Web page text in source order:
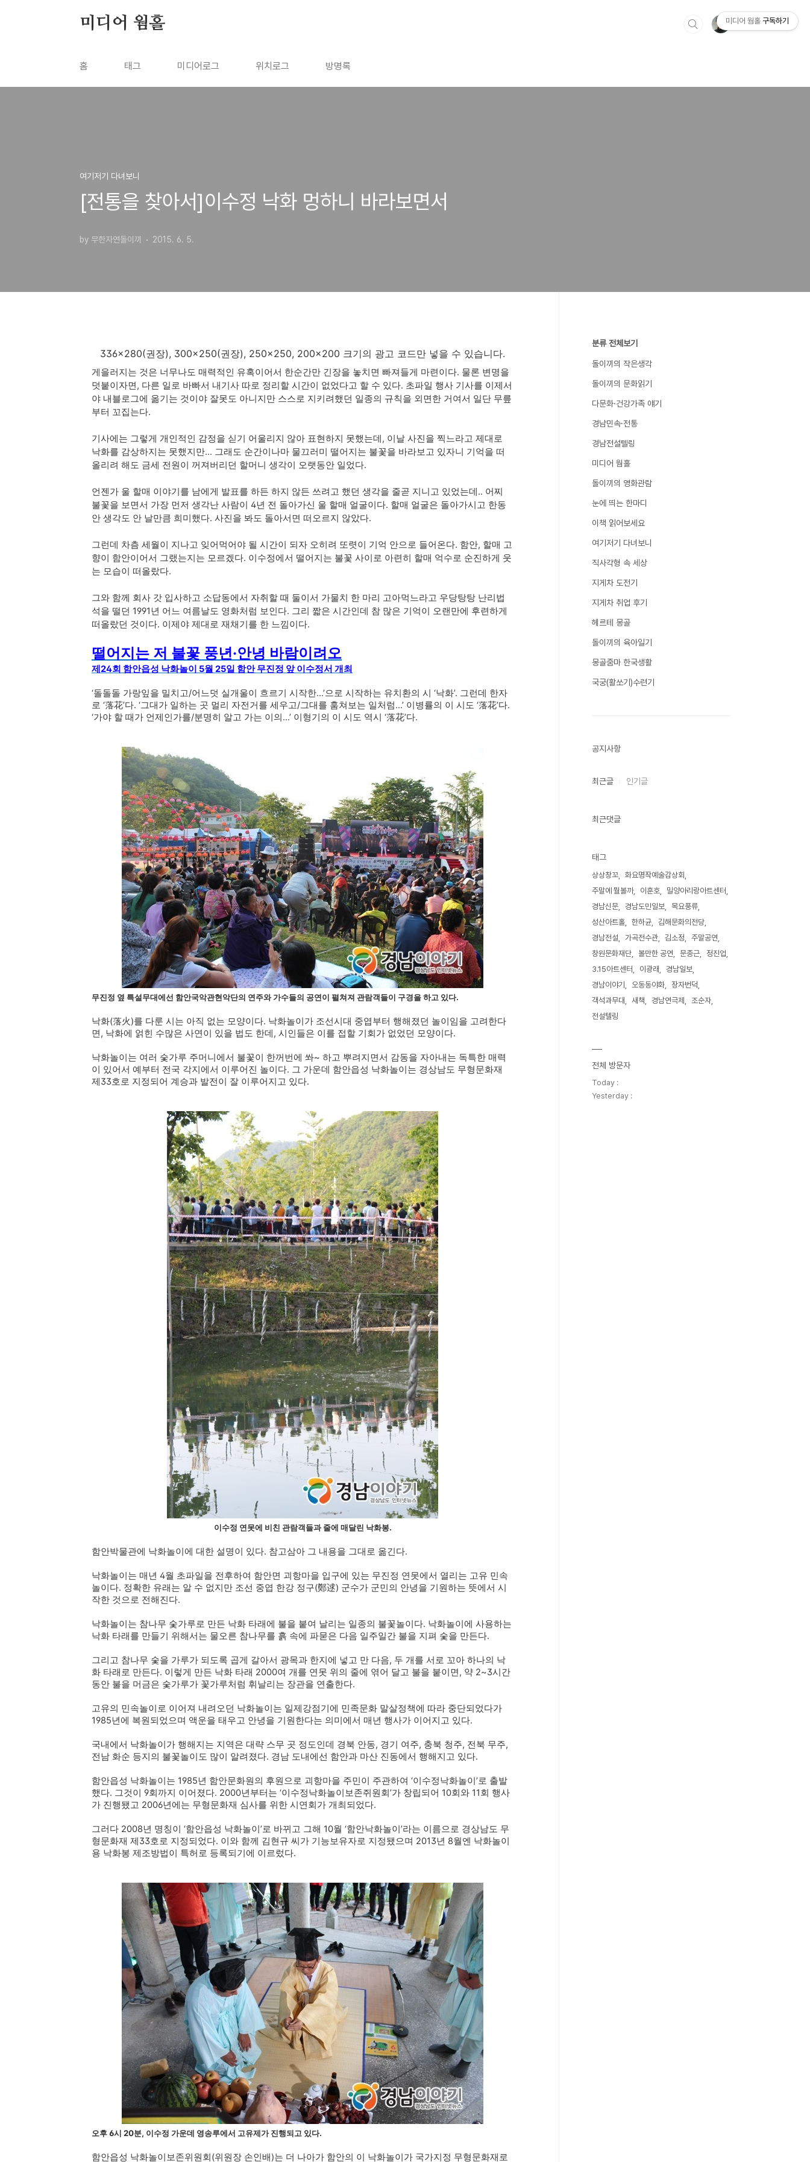
미디어 웜홀
홈 태그 미디어로그 위치로그 방명록
여기저기 다녀보니
[전통을 찾아서]이수정 낙화 멍하니 바라보면서
by 무한자연돌이끼 2015. 6. 5.
336x280(권장), 300x250(권장), 250x250, 200x200 크기의 광고 코드만 넣을 수 있습니다.
게을러지는 것은 너무나도 매력적인 유혹이어서 한순간만 긴장을 놓치면 빠져들게 마련이다. 물론 변명을
덧붙이자면, 다른 일로 바빠서 내기사 따로 정리할 시간이 없었다고 할 수 있다. 초파일 행사 기사를 이제서
야 내블로그에 옮기는 것이야 잘못도 아니지만 스스로 지키려했던 일종의 규칙을 외면한 거여서 일단 무릎
부터 꼬집는다.
기사에는 그렇게 개인적인 감정을 싣기 어울리지 않아 표현하지 못했는데, 이날 사진을 찍느라고 제대로
낙화를 감상하지는 못했지만... 그래도 순간이나마 물끄러미 떨어지는 불꽃을 바라보고 있자니 기억을 떠
올리려 해도 금세 전원이 꺼져버리던 할머니 생각이 오랫동안 일었다.
언젠가 울 할매 이야기를 남에게 발표를 하든 하지 않든 쓰려고 했던 생각을 줄곧 지니고 있었는데.. 어찌
불꽃을 보면서 가장 먼저 생각난 사람이 4년 전 돌아가신 울 할매 얼굴이다. 할매 얼굴은 돌아가시고 한동
안 생각도 안 날만큼 희미했다. 사진을 봐도 돌아서면 떠오르지 않았다.
그런데 차츰 세월이 지나고 잊어먹어야 될 시간이 되자 오히려 또렷이 기억 안으로 들어온다. 함안, 할매 고
향이 함안이어서 그랬는지는 모르겠다. 이수정에서 떨어지는 불꽃 사이로 아련히 할매 억수로 순진하게 웃
는 모습이 떠올랐다.
그와 함께 회사 갓 입사하고 소답동에서 자취할 때 둘이서 가물치 한 마리 고아먹느라고 우당탕탕 난리법
석을 떨던 1991년 어느 여름날도 영화처럼 보인다. 그리 짧은 시간인데 참 많은 기억이 오랜만에 후련하게
떠올랐던 것이다. 이제야 제대로 재채기를 한 느낌이다.
떨어지는 저 불꽃 풍년·안녕 바람이려오
제24회 함안읍성 낙화놀이 5월 25일 함안 무진정 앞 이수정서 개최
‘돌돌돌 가랑잎을 밀치고/어느덧 실개울이 흐르기 시작한…’으로 시작하는 유치환의 시 ‘낙화’. 그런데 한자
로 ‘落花’다. ‘그대가 일하는 곳 멀리 자전거를 세우고/그대를 훔쳐보는 일처럼…’ 이병률의 이 시도 ‘落花’다.
‘가야 할 때가 언제인가를/분명히 알고 가는 이의…’ 이형기의 이 시도 역시 ‘落花’다.
무진정 옆 특설무대에선 함안국악관현악단의 연주와 가수들의 공연이 펼쳐져 관람객들이 구경을 하고 있다.
낙화(落火)를 다룬 시는 아직 없는 모양이다. 낙화놀이가 조선시대 중엽부터 행해졌던 놀이임을 고려한다
면, 낙화에 얽힌 수많은 사연이 있을 법도 한데, 시인들은 이를 접할 기회가 없었던 모양이다.
낙화놀이는 여러 숯가루 주머니에서 불꽃이 한꺼번에 쏴~ 하고 뿌려지면서 감동을 자아내는 독특한 매력
이 있어서 예부터 전국 각지에서 이루어진 놀이다. 그 가운데 함안읍성 낙화놀이는 경상남도 무형문화재
제33호로 지정되어 계승과 발전이 잘 이루어지고 있다.
이수정 연못에 비친 관람객들과 줄에 매달린 낙화봉.
함안박물관에 낙화놀이에 대한 설명이 있다. 참고삼아 그 내용을 그대로 옮긴다.
낙화놀이는 매년 4월 초파일을 전후하여 함안면 괴항마을 입구에 있는 무진정 연못에서 열리는 고유 민속
놀이다. 정확한 유래는 알 수 없지만 조선 중엽 한강 정구(鄭逑) 군수가 군민의 안녕을 기원하는 뜻에서 시
작한 것으로 전해진다.
낙화놀이는 참나무 숯가루로 만든 낙화 타래에 불을 붙여 날리는 일종의 불꽃놀이다. 낙화놀이에 사용하는
낙화 타래를 만들기 위해서는 물오른 참나무를 흙 속에 파묻은 다음 일주일간 불을 지펴 숯을 만든다.
그리고 참나무 숯을 가루가 되도록 곱게 갈아서 광목과 한지에 넣고 만 다음, 두 개를 서로 꼬아 하나의 낙
화 타래로 만든다. 이렇게 만든 낙화 타래 2000여 개를 연못 위의 줄에 엮어 달고 불을 붙이면, 약 2~3시간
동안 불을 머금은 숯가루가 꽃가루처럼 휘날리는 장관을 연출한다.
고유의 민속놀이로 이어져 내려오던 낙화놀이는 일제강점기에 민족문화 말살정책에 따라 중단되었다가
1985년에 복원되었으며 액운을 태우고 안녕을 기원한다는 의미에서 매년 행사가 이어지고 있다.
국내에서 낙화놀이가 행해지는 지역은 대략 스무 곳 정도인데 경북 안동, 경기 여주, 충북 청주, 전북 무주,
전남 화순 등지의 불꽃놀이도 많이 알려졌다. 경남 도내에선 함안과 마산 진동에서 행해지고 있다.
함안읍성 낙화놀이는 1985년 함안문화원의 후원으로 괴항마을 주민이 주관하여 ‘이수정낙화놀이’로 출발
했다. 그것이 9회까지 이어졌다. 2000년부터는 ‘이수정낙화놀이보존쥐원회’가 창립되어 10회와 11회 행사
가 진행됐고 2006년에는 무형문화재 심사를 위한 시연회가 개최되었다.
그러다 2008년 명칭이 ‘함안읍성 낙화놀이’로 바뀌고 그해 10월 ‘함안낙화놀이’라는 이름으로 경상남도 무
형문화재 제33호로 지정되었다. 이와 함께 김현규 씨가 기능보유자로 지정됐으며 2013년 8월엔 낙화놀이
용 낙화봉 제조방법이 특허로 등록되기에 이르렀다.
오후 6시 20분, 이수정 가운데 영송루에서 고유제가 진행되고 있다.
함안읍성 낙화놀이보존위원회(위원장 손인배)는 더 나아가 함안의 이 낙화놀이가 국가지정 무형문화재로
분류 전체보기
돌이끼의 작은생각
돌이끼의 문화읽기
다문화·건강가족 얘기
경남민속·전통
경남전설텔링
미디어 웜홀
돌이끼의 영화관람
눈에 띄는 한마디
이책 읽어보세요
여기저기 다녀보니
직사각형 속 세상
지게차 도전기
지게차 취업 후기
헤르테 몽골
돌이끼의 육아일기
몽골줌마 한국생활
국궁(활쏘기)수련기
공지사항
최근글 인기글
최근댓글
태그
상상창꼬
화요명작예술감상회
주말에 뭘볼까
이훈호
밀양아리랑아트센터
경남신문
경남도민일보
목요풍류
성산아트홀
한하균
김해문화의전당
경남전설
가곡전수관 김소정
주말공연
창원문화재단
볼만한 공연 문종근
정진업
3.15아트센터
이광래
경남일보
경남이야기
오동동야화
장자번덕
객석과무대
새책 경남연극제
조순자
전설텔링
전체 방문자
Today :
Yesterday :
미디어 웜홀 구독하기